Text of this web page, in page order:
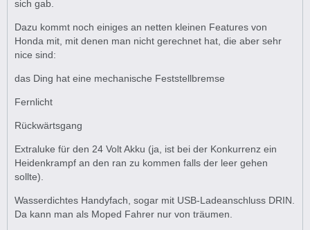
sich gab.
Dazu kommt noch einiges an netten kleinen Features von
Honda mit, mit denen man nicht gerechnet hat, die aber sehr
nice sind:
das Ding hat eine mechanische Feststellbremse
Fernlicht
Rückwärtsgang
Extraluke für den 24 Volt Akku (ja, ist bei der Konkurrenz ein
Heidenkrampf an den ran zu kommen falls der leer gehen
sollte).
Wasserdichtes Handyfach, sogar mit USB-Ladeanschluss DRIN.
Da kann man als Moped Fahrer nur von träumen.